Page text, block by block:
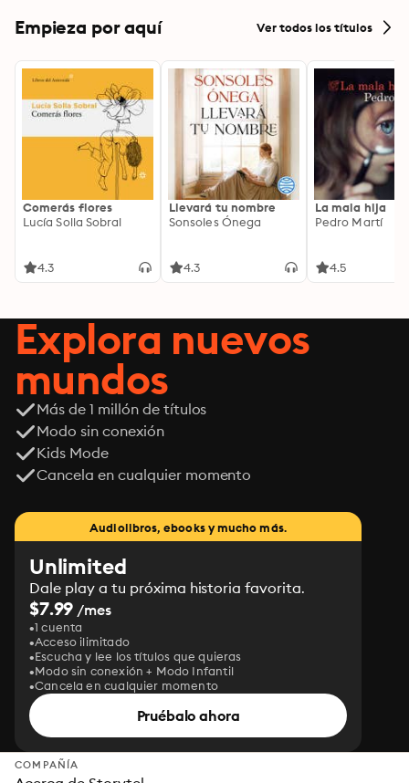
Empieza por aquí Ver todos los títulos
Comerás flores
Lucía Solla Sobral
4.3
Llevará tu nombre
Sonsoles Ónega
4.3
La mala hija
Pedro Martí
4.5
Explora nuevos
mundos
Más de 1 millón de títulos
Modo sin conexión
Kids Mode
Cancela en cualquier momento
Audiolibros, ebooks y mucho más.
Unlimited
Dale play a tu próxima historia favorita.
$7.99 /mes
1 cuenta
Acceso ilimitado
Escucha y lee los títulos que quieras
Modo sin conexión + Modo Infantil
Cancela en cualquier momento
Pruébalo ahora
COMPAÑÍA